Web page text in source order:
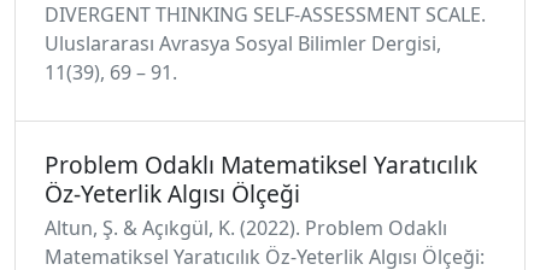
DIVERGENT THINKING SELF-ASSESSMENT SCALE.
Uluslararası Avrasya Sosyal Bilimler Dergisi,
11(39), 69 – 91.
Problem Odaklı Matematiksel Yaratıcılık
Öz-Yeterlik Algısı Ölçeği
Altun, Ş. & Açıkgül, K. (2022). Problem Odaklı
Matematiksel Yaratıcılık Öz-Yeterlik Algısı Ölçeği: